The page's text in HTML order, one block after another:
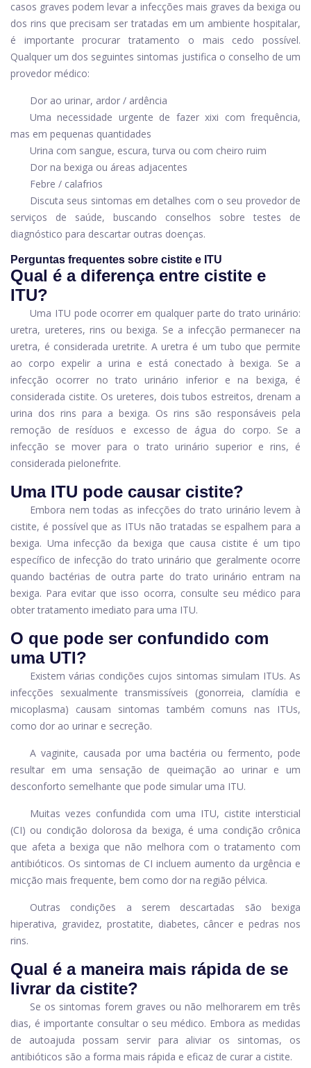
casos graves podem levar a infecções mais graves da bexiga ou
dos rins que precisam ser tratadas em um ambiente hospitalar,
é importante procurar tratamento o mais cedo possível.
Qualquer um dos seguintes sintomas justifica o conselho de um
provedor médico:
Dor ao urinar, ardor / ardência
Uma necessidade urgente de fazer xixi com frequência,
mas em pequenas quantidades
Urina com sangue, escura, turva ou com cheiro ruim
Dor na bexiga ou áreas adjacentes
Febre / calafrios
Discuta seus sintomas em detalhes com o seu provedor de
serviços de saúde, buscando conselhos sobre testes de
diagnóstico para descartar outras doenças.
Perguntas frequentes sobre cistite e ITU
Qual é a diferença entre cistite e
ITU?
Uma ITU pode ocorrer em qualquer parte do trato urinário:
uretra, ureteres, rins ou bexiga. Se a infecção permanecer na
uretra, é considerada uretrite. A uretra é um tubo que permite
ao corpo expelir a urina e está conectado à bexiga. Se a
infecção ocorrer no trato urinário inferior e na bexiga, é
considerada cistite. Os ureteres, dois tubos estreitos, drenam a
urina dos rins para a bexiga. Os rins são responsáveis ​​pela
remoção de resíduos e excesso de água do corpo. Se a
infecção se mover para o trato urinário superior e rins, é
considerada pielonefrite.
Uma ITU pode causar cistite?
Embora nem todas as infecções do trato urinário levem à
cistite, é possível que as ITUs não tratadas se espalhem para a
bexiga. Uma infecção da bexiga que causa cistite é um tipo
específico de infecção do trato urinário que geralmente ocorre
quando bactérias de outra parte do trato urinário entram na
bexiga. Para evitar que isso ocorra, consulte seu médico para
obter tratamento imediato para uma ITU.
O que pode ser confundido com
uma UTI?
Existem várias condições cujos sintomas simulam ITUs. As
infecções sexualmente transmissíveis (gonorreia, clamídia e
micoplasma) causam sintomas também comuns nas ITUs,
como dor ao urinar e secreção.
A vaginite, causada por uma bactéria ou fermento, pode
resultar em uma sensação de queimação ao urinar e um
desconforto semelhante que pode simular uma ITU.
Muitas vezes confundida com uma ITU, cistite intersticial
(CI) ou condição dolorosa da bexiga, é uma condição crônica
que afeta a bexiga que não melhora com o tratamento com
antibióticos. Os sintomas de CI incluem aumento da urgência e
micção mais frequente, bem como dor na região pélvica.
Outras condições a serem descartadas são bexiga
hiperativa, gravidez, prostatite, diabetes, câncer e pedras nos
rins.
Qual é a maneira mais rápida de se
livrar da cistite?
Se os sintomas forem graves ou não melhorarem em três
dias, é importante consultar o seu médico. Embora as medidas
de autoajuda possam servir para aliviar os sintomas, os
antibióticos são a forma mais rápida e eficaz de curar a cistite.